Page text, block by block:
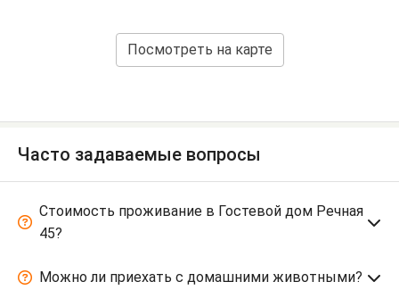
Посмотреть на карте
Часто задаваемые вопросы
Стоимость проживание в Гостевой дом Речная
45?
Можно ли приехать с домашними животными?